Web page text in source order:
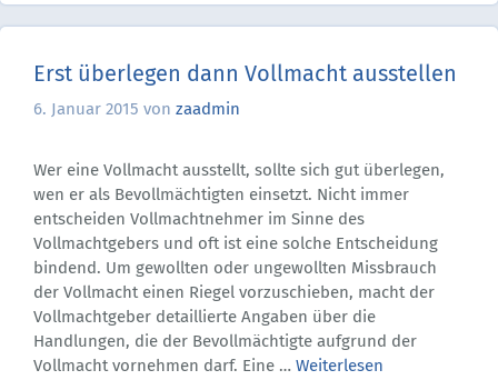
Erst überlegen dann Vollmacht ausstellen
6. Januar 2015 von zaadmin
Wer eine Vollmacht ausstellt, sollte sich gut überlegen,
wen er als Bevollmächtigten einsetzt. Nicht immer
entscheiden Vollmachtnehmer im Sinne des
Vollmachtgebers und oft ist eine solche Entscheidung
bindend. Um gewollten oder ungewollten Missbrauch
der Vollmacht einen Riegel vorzuschieben, macht der
Vollmachtgeber detaillierte Angaben über die
Handlungen, die der Bevollmächtigte aufgrund der
Vollmacht vornehmen darf. Eine … Weiterlesen